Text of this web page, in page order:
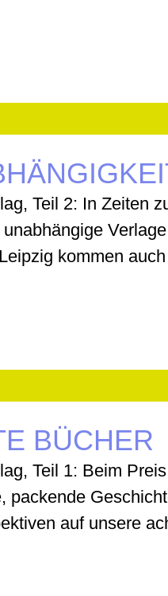
Teil 2: In Zeiten
kommen
BÜCHER
Teil 1: Beim
packende
auf unsere